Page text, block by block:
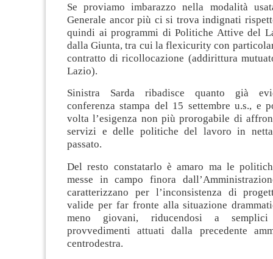
Se proviamo imbarazzo nella modalità
Generale ancor più ci si trova indignati
quindi ai programmi di Politiche Attive del
dalla Giunta, tra cui la flexicurity con
contratto di ricollocazione (addirittura
Lazio).
Sinistra Sarda ribadisce quanto già
conferenza stampa del 15 settembre u.s., e
volta l’esigenza non più prorogabile di
servizi e delle politiche del lavoro in
passato.
Del resto constatarlo è amaro ma le
messe in campo finora
caratterizzano per l’inconsistenza di
valide per far fronte alla situazione
meno giovani, riducendosi a
provvedimenti attuati dalla precedente
centrodestra.